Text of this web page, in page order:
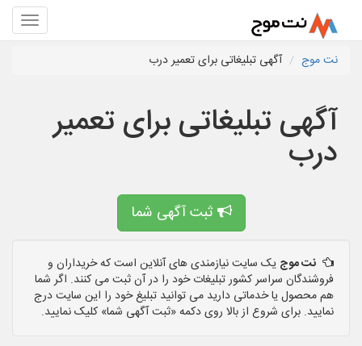
نت موج آگهی تبلیغاتی برای تعمیر درب
آگهی تبلیغاتی برای تعمیر
درب
ثبت آگهی شما
نت موج یک سایت نیازمندی های آنلاین است که خریداران و
فروشندگان سراسر کشور تبلیغات خود را در آن ثبت می کنند. اگر شما
هم محصول یا خدماتی دارید می توانید تبلیغ خود را این سایت درج
نمایید. برای شروع از بالا روی دکمه «ثبت آگهی شما» کلیک نمایید.